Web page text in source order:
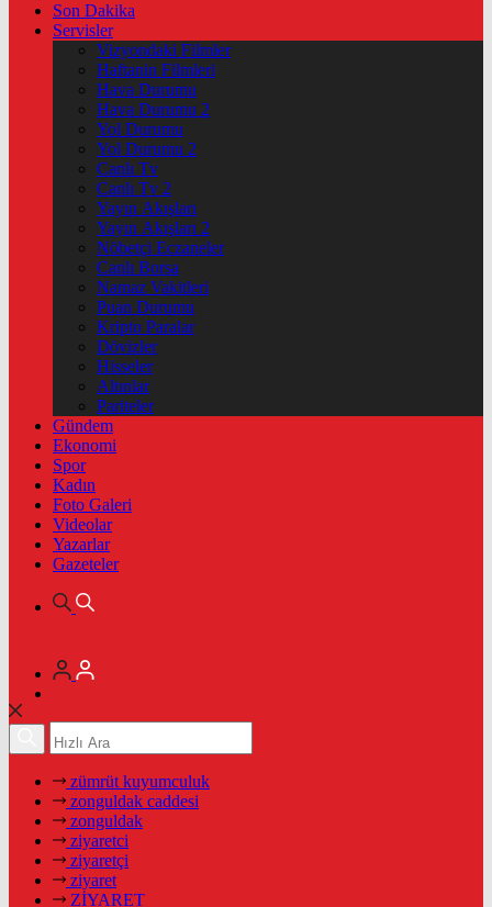
Son Dakika
Servisler
Vizyondaki Filmler
Haftanin Filmleri
Hava Durumu
Hava Durumu 2
Yol Durumu
Yol Durumu 2
Canlı Tv
Canlı Tv 2
Yayın Akışları
Yayın Akışları 2
Nöbetçi Eczaneler
Canlı Borsa
Namaz Vakitleri
Puan Durumu
Kripto Paralar
Dövizler
Hisseler
Altınlar
Pariteler
Gündem
Ekonomi
Spor
Kadın
Foto Galeri
Videolar
Yazarlar
Gazeteler
zümrüt kuyumculuk
zonguldak caddesi
zonguldak
ziyaretci
ziyaretçi
ziyaret
ZİYARET